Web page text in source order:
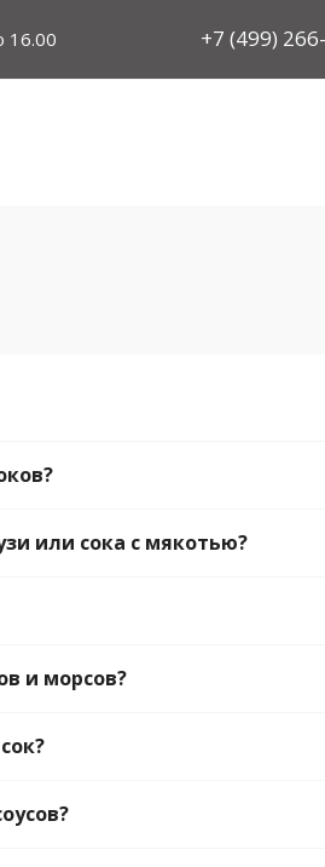
16.00 +7 (499)
или сока с мякотью?
и морсов?